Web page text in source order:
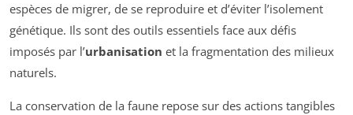
espèces de migrer, de se reproduire et d’éviter l’isolement
génétique. Ils sont des outils essentiels face aux défis
imposés par l’urbanisation et la fragmentation des milieux
naturels.
La conservation de la faune repose sur des actions tangibles